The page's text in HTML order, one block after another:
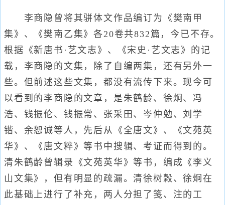
李商隐曾将其骈体文作品编订为《樊南甲
集》、《樊南乙集》各20卷共832篇，今已不存。
根据《新唐书·艺文志》、《宋史·艺文志》的记
载，李商隐的文集，除了自编两集，还有另外一
些。但前述这些文集，都没有流传下来。现今可
以看到的李商隐的文章，是朱鹤龄、徐炯、冯
浩、钱振伦、钱振常、张采田、岑仲勉、刘学
锴、余恕诚等人，先后从《全唐文》、《文苑英
华》、《唐文粹》等书中搜辑、考证而得到的。
清朱鹤龄曾辑录《文苑英华》等书，编成《李义
山文集》，但有明显的疏漏。清徐树榖、徐炯在
此基础上进行了补充，两人分担了笺、注的工